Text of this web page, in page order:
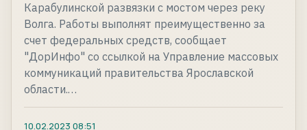
Карабулинской развязки с мостом через реку
Волга. Работы выполнят преимущественно за
счет федеральных средств, сообщает
"ДорИнфо" со ссылкой на Управление массовых
коммуникаций правительства Ярославской
области.…
10.02.2023 08:51